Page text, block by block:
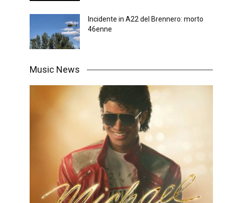
Incidente in A22 del Brennero: morto
46enne
Music News